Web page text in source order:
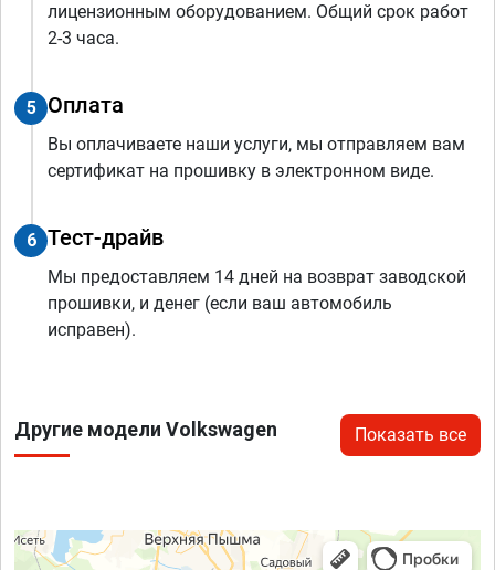
лицензионным оборудованием. Общий срок работ
2-3 часа.
5 Оплата
Вы оплачиваете наши услуги, мы отправляем вам
сертификат на прошивку в электронном виде.
6 Тест-драйв
Мы предоставляем 14 дней на возврат заводской
прошивки, и денег (если ваш автомобиль
исправен).
Другие модели Volkswagen Показать все